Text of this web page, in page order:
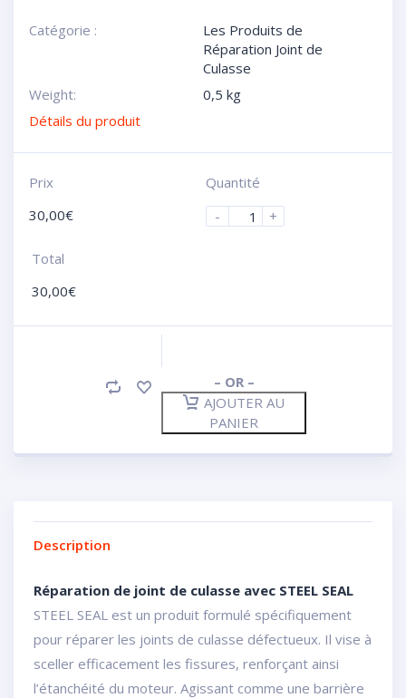
Catégorie :
Les Produits de
Réparation Joint de
Culasse
Weight:
0,5 kg
Détails du produit
Prix
30,00€
Quantité
-
+
Total
30,00€
– OR –
AJOUTER AU
PANIER
Description
Réparation de joint de culasse avec STEEL SEAL
STEEL SEAL est un produit formulé spécifiquement
pour réparer les joints de culasse défectueux. Il vise à
sceller efficacement les fissures, renforçant ainsi
l’étanchéité du moteur. Agissant comme une barrière